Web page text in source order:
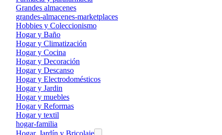
Grandes almacenes
grandes-almacenes-marketplaces
Hobbies y Coleccionismo
Hogar y Baño
Hogar y Climatización
Hogar y Cocina
Hogar y Decoración
Hogar y Descanso
Hogar y Electrodomésticos
Hogar y Jardin
Hogar y muebles
Hogar y Reformas
Hogar y textil
hogar-familia
Hogar, Jardín y Bricolaje